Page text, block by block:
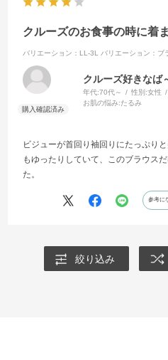
クルーズのお食事の時に着
バリエーション：LL-3L バリエーション：ブ
クルーズ好きなば
年代:70代～ 性別:女性
お肌の悩み:たるみ
ビジューが首回り袖回りにたっぷり
もゆったりしていて、このブラウス
た。
参考に
絞り込み